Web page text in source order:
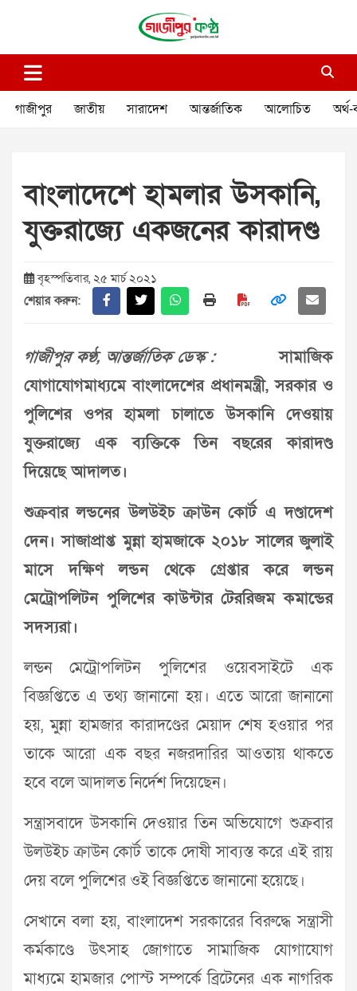
গাজীপুর কণ্ঠ
গাজীপুর জাতীয় সারাদেশ আন্তর্জাতিক আলোচিত অর্থ-
বাংলাদেশে হামলার উসকানি,
যুক্তরাজ্যে একজনের কারাদণ্ড
বৃহস্পতিবার, ২৫ মার্চ ২০২১
শেয়ার করুন:
গাজীপুর কণ্ঠ, আন্তর্জাতিক ডেস্ক :সামাজিক
যোগাযোগমাধ্যমে বাংলাদেশের প্রধানমন্ত্রী, সরকার ও
পুলিশের ওপর হামলা চালাতে উসকানি দেওয়ায়
যুক্তরাজ্যে এক ব্যক্তিকে তিন বছরের কারাদণ্ড
দিয়েছে আদালত।
শুক্রবার লন্ডনের উলউইচ ক্রাউন কোর্ট এ দণ্ডাদেশ
দেন। সাজাপ্রাপ্ত মুন্না হামজাকে ২০১৮ সালের জুলাই
মাসে দক্ষিণ লন্ডন থেকে গ্রেপ্তার করে লন্ডন
মেট্রোপলিটন পুলিশের কাউন্টার টেররিজম কমান্ডের
সদস্যরা।
লন্ডন মেট্রোপলিটন পুলিশের ওয়েবসাইটে এক
বিজ্ঞপ্তিতে এ তথ্য জানানো হয়। এতে আরো জানানো
হয়, মুন্না হামজার কারাদণ্ডের মেয়াদ শেষ হওয়ার পর
তাকে আরো এক বছর নজরদারির আওতায় থাকতে
হবে বলে আদালত নির্দেশ দিয়েছেন।
সন্ত্রাসবাদে উসকানি দেওয়ার তিন অভিযোগে শুক্রবার
উলউইচ ক্রাউন কোর্ট তাকে দোষী সাব্যস্ত করে এই রায়
দেয় বলে পুলিশের ওই বিজ্ঞপ্তিতে জানানো হয়েছে।
সেখানে বলা হয়, বাংলাদেশ সরকারের বিরুদ্ধে সন্ত্রাসী
কর্মকাণ্ডে উৎসাহ জোগাতে সামাজিক যোগাযোগ
মাধ্যমে হামজার পোস্ট সম্পর্কে ব্রিটেনের এক নাগরিক